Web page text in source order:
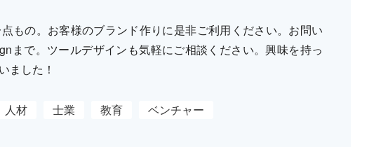
もの。お客様のブランド作りに是非ご利用ください。お問い
まで。ツールデザインも気軽にご相談ください。興味を持っ
ました！
人材 士業 教育 ベンチャー